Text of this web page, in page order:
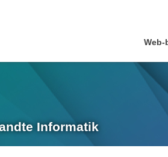
Web-
Informatik